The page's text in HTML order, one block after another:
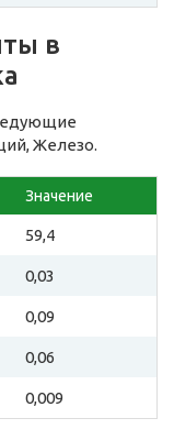
в
Железо.
Значение
59,4
0,03
0,09
0,06
0,009